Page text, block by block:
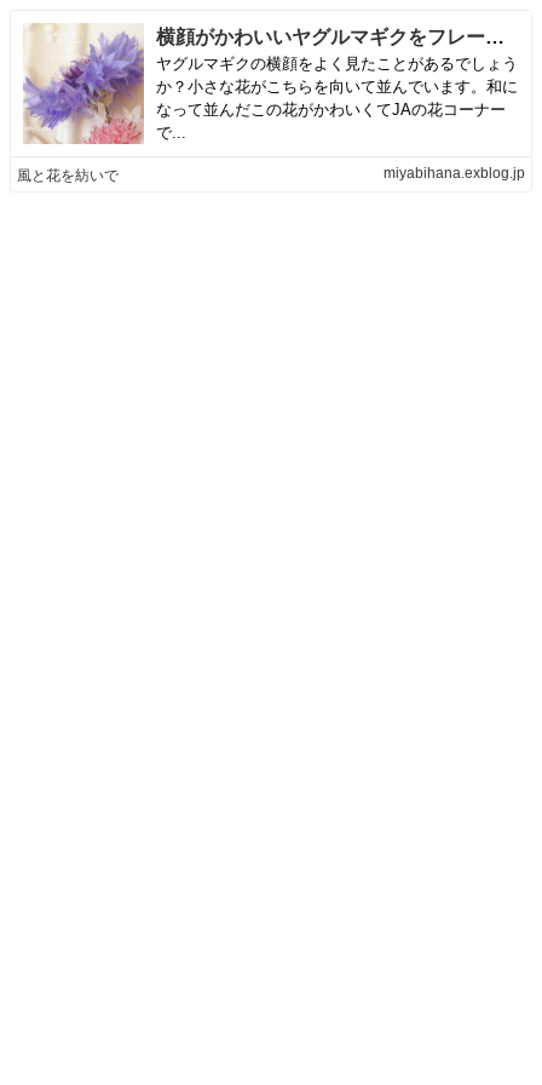
横顔がかわいいヤグルマギクをフレーム花器に | 風と花を紡いで
ヤグルマギクの横顔をよく見たことがあるでしょう
か？小さな花がこちらを向いて並んでいます。和に
なって並んだこの花がかわいくてJAの花コーナー
で...
風と花を紡いで miyabihana.exblog.jp